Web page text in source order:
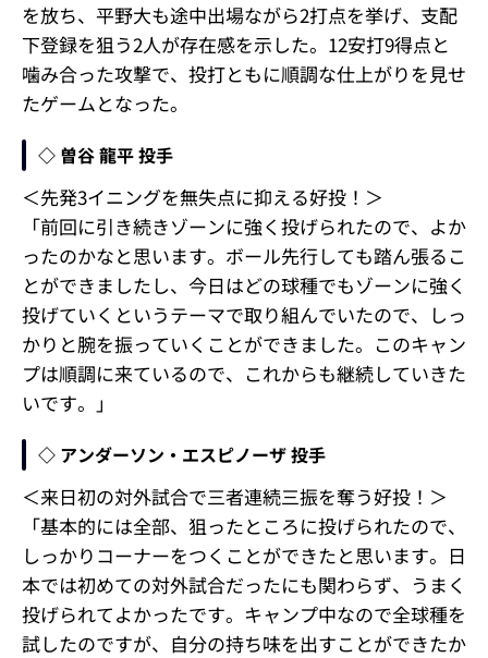
を放ち、平野大も途中出場ながら2打点を挙げ、支配
下登録を狙う2人が存在感を示した。12安打9得点と
噛み合った攻撃で、投打ともに順調な仕上がりを見せ
たゲームとなった。
◇ 曽谷 龍平 投手
＜先発3イニングを無失点に抑える好投！＞
「前回に引き続きゾーンに強く投げられたので、よか
ったのかなと思います。ボール先行しても踏ん張るこ
とができましたし、今日はどの球種でもゾーンに強く
投げていくというテーマで取り組んでいたので、しっ
かりと腕を振っていくことができました。このキャン
プは順調に来ているので、これからも継続していきた
いです。」
◇ アンダーソン・エスピノーザ 投手
＜来日初の対外試合で三者連続三振を奪う好投！＞
「基本的には全部、狙ったところに投げられたので、
しっかりコーナーをつくことができたと思います。日
本では初めての対外試合だったにも関わらず、うまく
投げられてよかったです。キャンプ中なので全球種を
試したのですが、自分の持ち味を出すことができたか